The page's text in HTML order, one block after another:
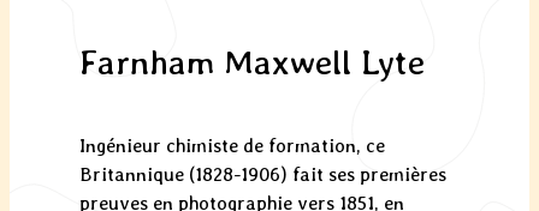
Farnham Maxwell Lyte
Ingénieur chimiste de formation, ce
Britannique (1828-1906) fait ses premières
preuves en photographie vers 1851, en